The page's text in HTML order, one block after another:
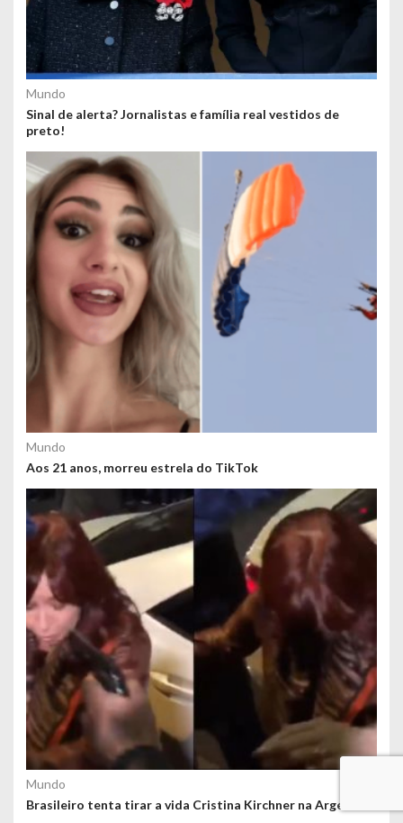
Mundo
Sinal de alerta? Jornalistas e família real vestidos de
preto!
Mundo
Aos 21 anos, morreu estrela do TikTok
Mundo
Brasileiro tenta tirar a vida Cristina Kirchner na Argentina